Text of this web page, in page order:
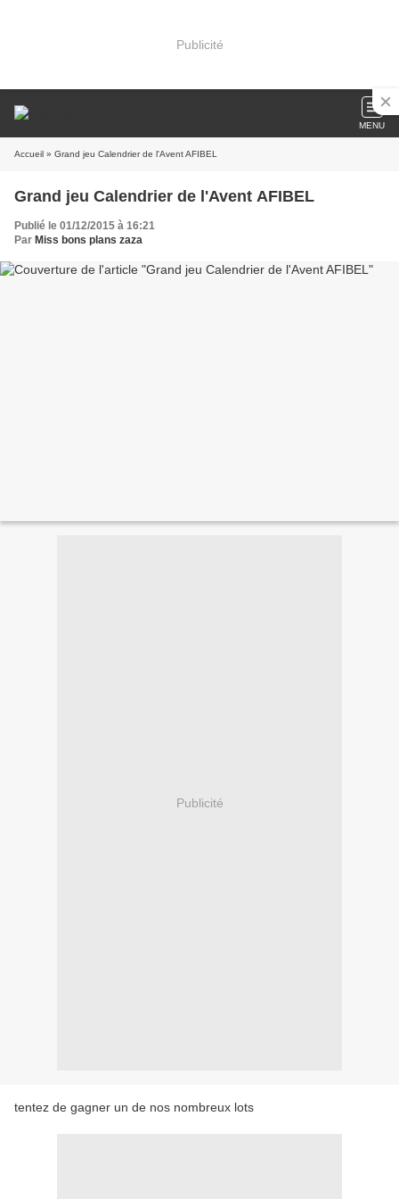
Publicité
MENU
Accueil » Grand jeu Calendrier de l'Avent AFIBEL
Grand jeu Calendrier de l'Avent AFIBEL
Publié le 01/12/2015 à 16:21
Par Miss bons plans zaza
Publicité
tentez de gagner un de nos nombreux lots